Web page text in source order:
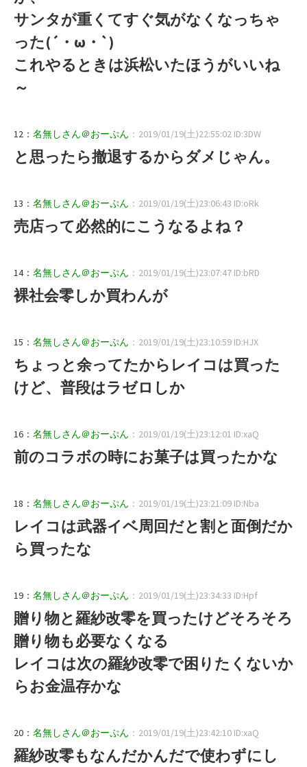
サンタが重くてすぐ気がなくなっちゃ
った(´・ω・`)
これやるときは浜松いたほうがいいね
～
12： 名無しさん＠おーぷん ：2019/01/19(土)22:55:02 ID:3DW
と思ったら撤退するからダメじゃん。
13： 名無しさん＠おーぷん ：2019/01/19(土)23:06:43 ID:oRk
売店って必然的にこうなるよね？
14： 名無しさん＠おーぷん ：2019/01/19(土)23:07:47 ID:bRD
裸社会零しか買わんが
15： 名無しさん＠おーぷん ：2019/01/19(土)23:10:59 ID:HJX
ちょっと余ってたからレイコは買った
けど、普段はラゼロしか
16： 名無しさん＠おーぷん ：2019/01/19(土)23:12:01 ID:xaQ
前のコラボの時にお菓子は買ったかな
18： 名無しさん＠おーぷん ：2019/01/19(土)23:21:09 ID:Nba
レイコは武器イベ周回だと割と面倒だか
ら買ったな
19： 名無しさん＠おーぷん ：2019/01/19(土)23:34:33 ID:Hpf
贈り物と羅紗改零を買ったけどそろそろ
贈り物も必要なくなる
レイコは次の羅紗改零で困りたくないか
らお金温存かな
20： 名無しさん＠おーぷん ：2019/01/19(土)23:42:10 ID:xaQ
羅紗改零もなんだかんだで使わずにし